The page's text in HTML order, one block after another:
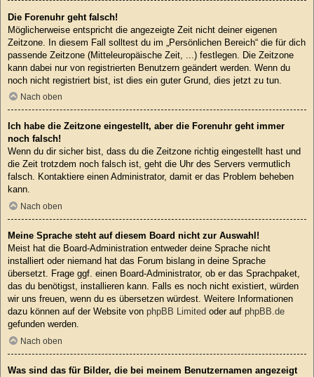
Die Forenuhr geht falsch!
Möglicherweise entspricht die angezeigte Zeit nicht deiner eigenen
Zeitzone. In diesem Fall solltest du im „Persönlichen Bereich“ die für dich
passende Zeitzone (Mitteleuropäische Zeit, ...) festlegen. Die Zeitzone
kann dabei nur von registrierten Benutzern geändert werden. Wenn du
noch nicht registriert bist, ist dies ein guter Grund, dies jetzt zu tun.
Nach oben
Ich habe die Zeitzone eingestellt, aber die Forenuhr geht immer
noch falsch!
Wenn du dir sicher bist, dass du die Zeitzone richtig eingestellt hast und
die Zeit trotzdem noch falsch ist, geht die Uhr des Servers vermutlich
falsch. Kontaktiere einen Administrator, damit er das Problem beheben
kann.
Nach oben
Meine Sprache steht auf diesem Board nicht zur Auswahl!
Meist hat die Board-Administration entweder deine Sprache nicht
installiert oder niemand hat das Forum bislang in deine Sprache
übersetzt. Frage ggf. einen Board-Administrator, ob er das Sprachpaket,
das du benötigst, installieren kann. Falls es noch nicht existiert, würden
wir uns freuen, wenn du es übersetzen würdest. Weitere Informationen
dazu können auf der Website von phpBB Limited oder auf phpBB.de
gefunden werden.
Nach oben
Was sind das für Bilder, die bei meinem Benutzernamen angezeigt